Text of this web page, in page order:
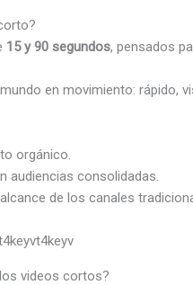
15 y 90 segundos, pensados
en movimiento: rápido,
orgánico.
audiencias consolidadas.
de los canales
videos cortos?